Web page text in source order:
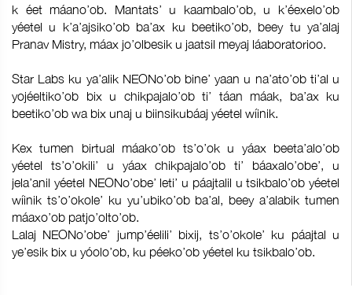
k éet máano’ob. Mantats’ u kaambalo’ob, u k’éexelo’ob
yéetel u k’a’ajsiko’ob ba’ax ku beetiko’ob, beey tu ya’alaj
Pranav Mistry, máax jo’olbesik u jaatsil meyaj láaboratorioo.
Star Labs ku ya’alik NEONo’ob bine’ yaan u na’ato’ob ti’al u
yojéeltiko’ob bix u chikpajalo’ob ti’ táan máak, ba’ax ku
beetiko’ob wa bix unaj u biinsikubáaj yéetel wíinik.
Kex tumen birtual máako’ob ts’o’ok u yáax beeta’alo’ob
yéetel ts’o’okili’ u yáax chikpajalo’ob ti’ báaxalo’obe’, u
jela’anil yéetel NEONo’obe’ leti’ u páajtalil u tsikbalo’ob yéetel
wíinik ts’o’okole’ ku yu’ubiko’ob ba’al, beey a’alabik tumen
máaxo’ob patjo’olto’ob.
Lalaj NEONo’obe’ jump’éelili’ bixij, ts’o’okole’ ku páajtal u
ye’esik bix u yóolo’ob, ku péeko’ob yéetel ku tsikbalo’ob.